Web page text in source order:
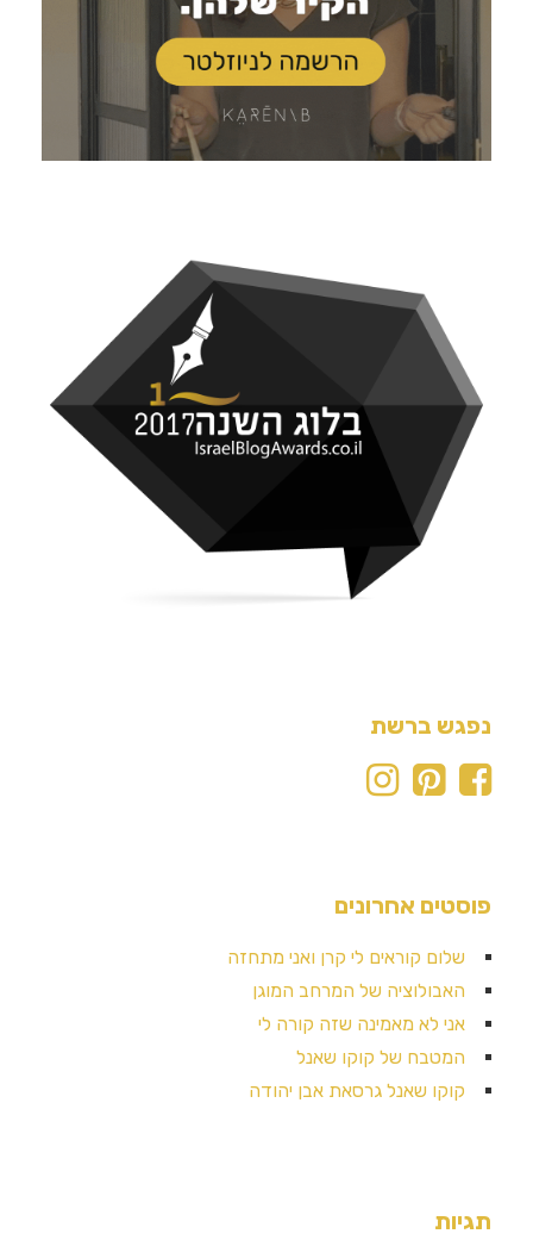
נפגש ברשת
פוסטים אחרונים
שלום קוראים לי קרן ואני מתחזה
האבולוציה של המרחב המוגן
אני לא מאמינה שזה קורה לי
המטבח של קוקו שאנל
קוקו שאנל גרסאת אבן יהודה
תגיות